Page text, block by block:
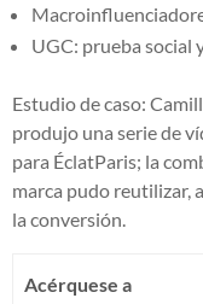
UGC: prueba social
Estudio de caso:
produjo una serie de
para ÉclatParis; la
marca pudo reutilizar,
la conversión.
Acérquese a